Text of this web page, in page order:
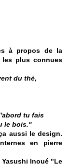
à propos de la
les plus connues
du thé,
tu fais
le bois."
aussi le design.
en pierre
Inoué "Le